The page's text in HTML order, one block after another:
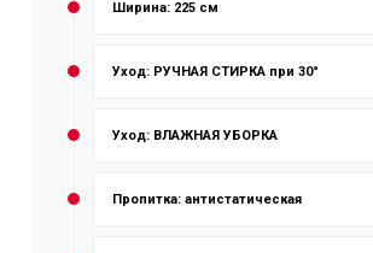
Ширина: 225 см
Уход: РУЧНАЯ СТИРКА при 30°
Уход: ВЛАЖНАЯ УБОРКА
Пропитка: антистатическая